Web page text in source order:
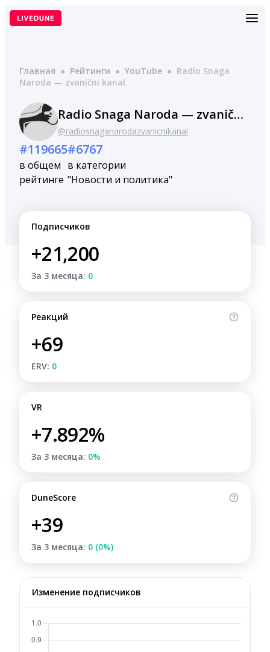
Перейти
Главная ● Рейтинги ● YouTube ● Radio Snaga
Naroda — zvanični kanal
Radio Snaga Naroda — zvanični kanal
@radiosnaganarodazvanicnikanal
#119665
в общем
рейтинге
#6767
в категории
"Новости и политика"
Подписчиков
+21,200
За 3 месяца: 0
Реакций
+69
ERV: 0
VR
+7.892%
За 3 месяца: 0%
DuneScore
+39
За 3 месяца: 0 (0%)
Изменение подписчиков